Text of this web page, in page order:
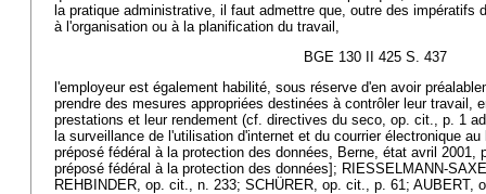
la pratique administrative, il faut admettre que, outre des impératifs
à l'organisation ou à la planification du travail,
BGE 130 II 425 S. 437
l'employeur est également habilité, sous réserve d'en avoir
prendre des mesures appropriées destinées à contrôler leur travail,
prestations et leur rendement (cf. directives du seco, op. cit., p. 1
la surveillance de l'utilisation d'internet et du courrier électronique
préposé fédéral à la protection des données, Berne, état avril 2001,
préposé fédéral à la protection des données]; RIESSELMANN-
REHBINDER, op. cit., n. 233; SCHÜRER, op. cit., p. 61; AUBERT,